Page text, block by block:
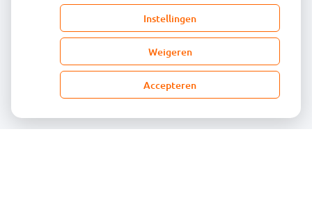
toegestuurde rekening van de apotheek?
declaratie@acdaphagroep.nl
onze
facebook
Instellingen
Weigeren
Accepteren